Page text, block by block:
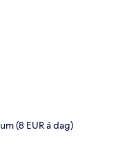
(8 EUR á dag)